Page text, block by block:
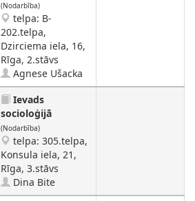
(Nodarbība)
telpa: B-
202.telpa,
Dzirciema iela, 16,
Rīga, 2.stāvs
Agnese Ušacka
Ievads
socioloģijā
(Nodarbība)
telpa: 305.telpa,
Konsula iela, 21,
Rīga, 3.stāvs
Dina Bite